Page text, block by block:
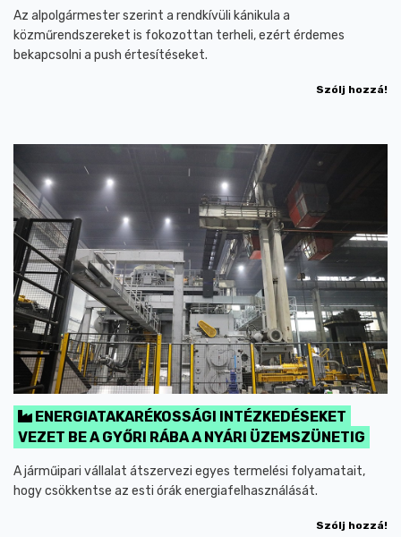
Az alpolgármester szerint a rendkívüli kánikula a
közműrendszereket is fokozottan terheli, ezért érdemes
bekapcsolni a push értesítéseket.
Szólj hozzá!
ENERGIATAKARÉKOSSÁGI INTÉZKEDÉSEKET
VEZET BE A GYŐRI RÁBA A NYÁRI ÜZEMSZÜNETIG
A járműipari vállalat átszervezi egyes termelési folyamatait,
hogy csökkentse az esti órák energiafelhasználását.
Szólj hozzá!